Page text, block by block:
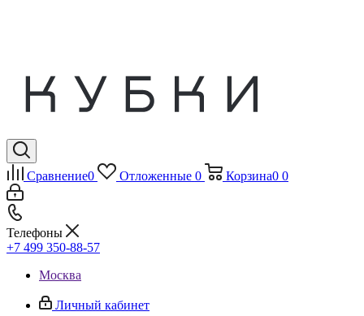
Сравнение0 Отложенные 0 Корзина0 0
Телефоны
+7 499 350-88-57
Москва
Личный кабинет